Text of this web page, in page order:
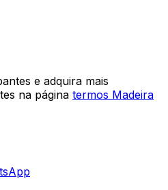
e adquira mais
na página termos Madeira